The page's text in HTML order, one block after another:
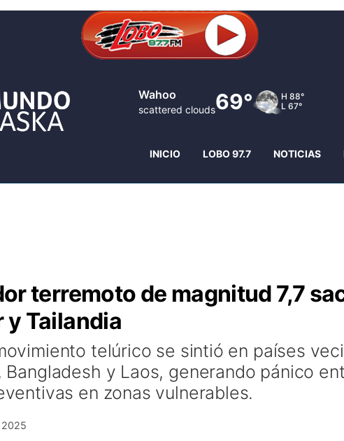
Wahoo
scattered clouds69° H 88°
L 67°
INICIO LOBO 97.7 NOTICIAS
terremoto de magnitud 7,7
y Tailandia
telúrico se sintió en países
Bangladesh y Laos, generando pánico
en zonas vulnerables.